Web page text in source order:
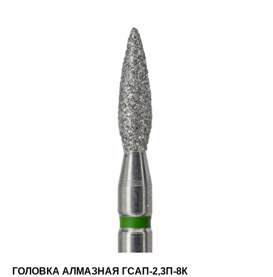
ГОЛОВКА АЛМАЗНАЯ ГСАП-2,3П-8К